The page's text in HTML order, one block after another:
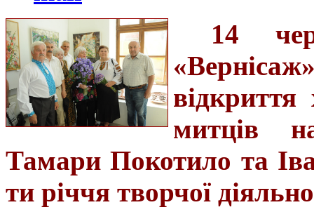
14
митців
Тамари Покотило та
ти річчя творчої